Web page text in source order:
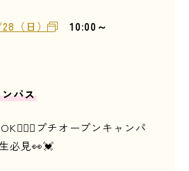
（日） 10:00～
パス
プチオープンキャンパ
必見👀💓